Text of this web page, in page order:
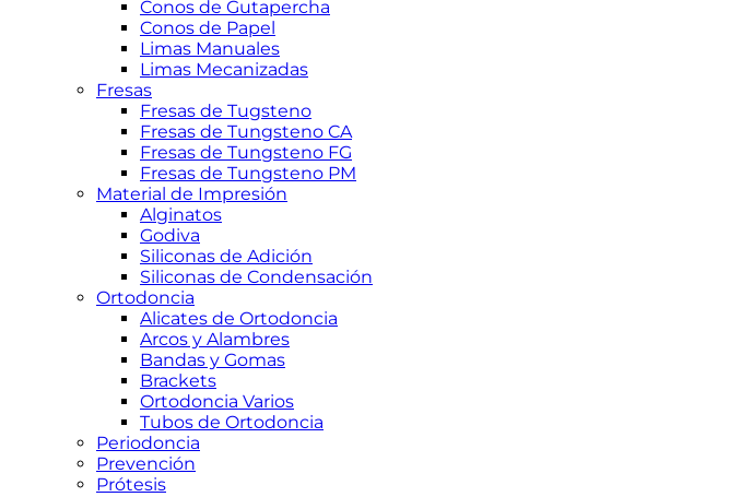
Conos de Gutapercha
Conos de Papel
Limas Manuales
Limas Mecanizadas
Fresas
Fresas de Tugsteno
Fresas de Tungsteno CA
Fresas de Tungsteno FG
Fresas de Tungsteno PM
Material de Impresión
Alginatos
Godiva
Siliconas de Adición
Siliconas de Condensación
Ortodoncia
Alicates de Ortodoncia
Arcos y Alambres
Bandas y Gomas
Brackets
Ortodoncia Varios
Tubos de Ortodoncia
Periodoncia
Prevención
Prótesis